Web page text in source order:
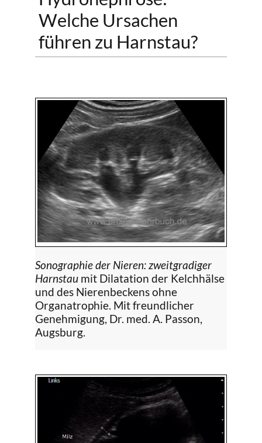
Welche Ursachen
führen zu Harnstau?
Sonographie der Nieren: zweitgradiger
Harnstau mit Dilatation der Kelchhälse
und des Nierenbeckens ohne
Organatrophie. Mit freundlicher
Genehmigung, Dr. med. A. Passon,
Augsburg.